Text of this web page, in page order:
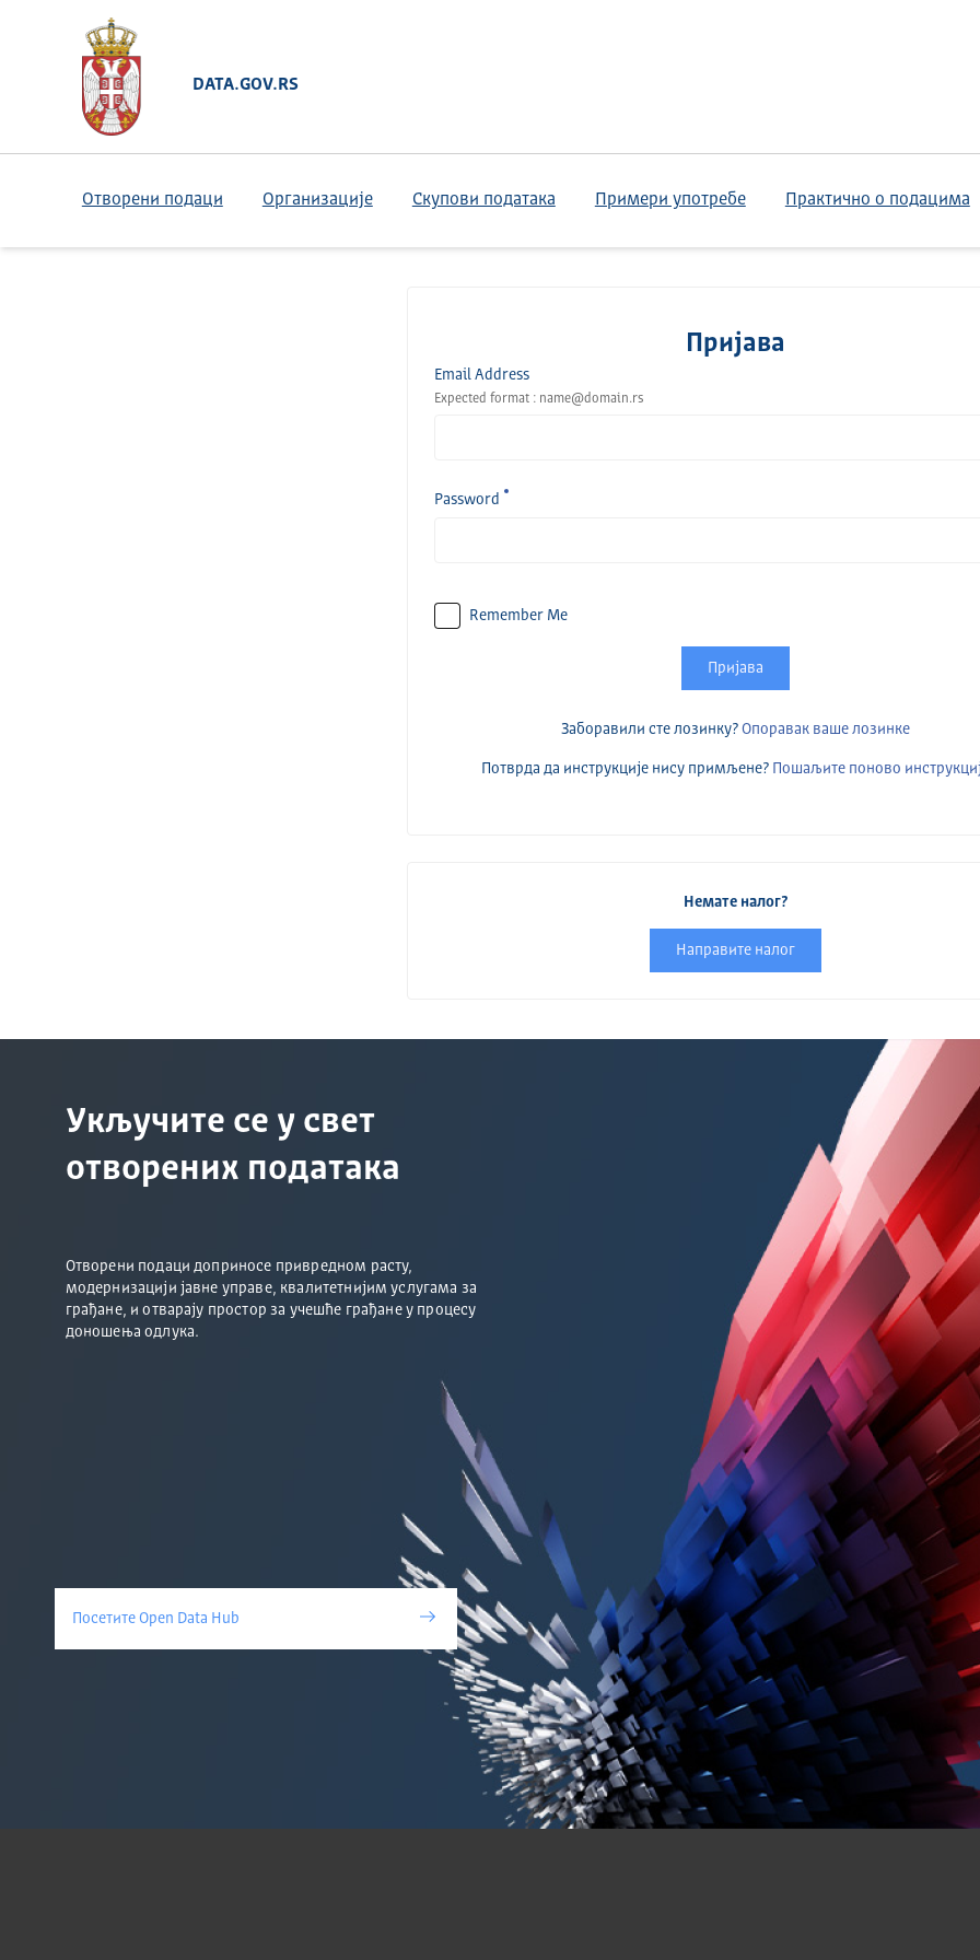
DATA.GOV.RS
Отворени подаци Организације Скупови података Примери употребе Практично о подацима
Пријава
Email Address
Expected format : name@domain.rs
Password
Remember Me
Пријава
Заборавили сте лозинку? Опоравак ваше лозинке
Потврда да инструкције нису примљене? Пошаљите поново
Немате налог?
Направите налог
Укључите се у свет
отворених података
Отворени подаци доприносе привредном расту,
модернизацији јавне управе, квалитетнијим услугама за
грађане, и отварају простор за учешће грађане у процесу
доношења одлука.
Посетите Open Data Hub